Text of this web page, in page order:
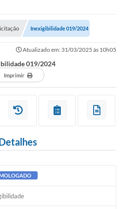
Inexigibilidade 019/2024
Atualizado em: 31/03/2025 às 10h05
019/2024
Imprimir